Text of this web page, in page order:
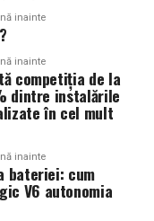
numărului
și consolidarea
peste noapte, însă
valoare pe termen
pentru orice
a promovării
calde și
atmosferă complet
lemnul de santal
zilele petrecute la
Este un
cu confortul
pentru serile
inainte
inainte
competiția de la
dintre instalările
în cel mult
inainte
bateriei: cum
V6 autonomia